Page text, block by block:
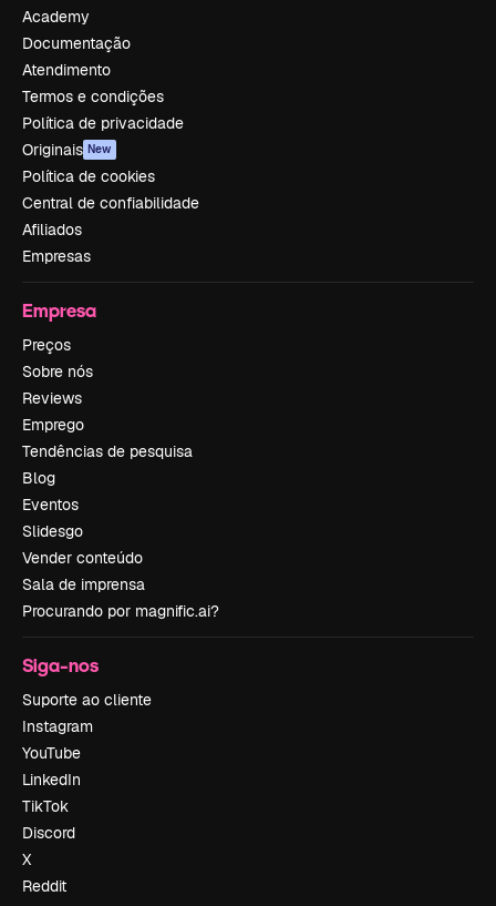
Academy
Documentação
Atendimento
Termos e condições
Política de privacidade
Originais New
Política de cookies
Central de confiabilidade
Afiliados
Empresas
Empresa
Preços
Sobre nós
Reviews
Emprego
Tendências de pesquisa
Blog
Eventos
Slidesgo
Vender conteúdo
Sala de imprensa
Procurando por magnific.ai?
Siga-nos
Suporte ao cliente
Instagram
YouTube
LinkedIn
TikTok
Discord
X
Reddit